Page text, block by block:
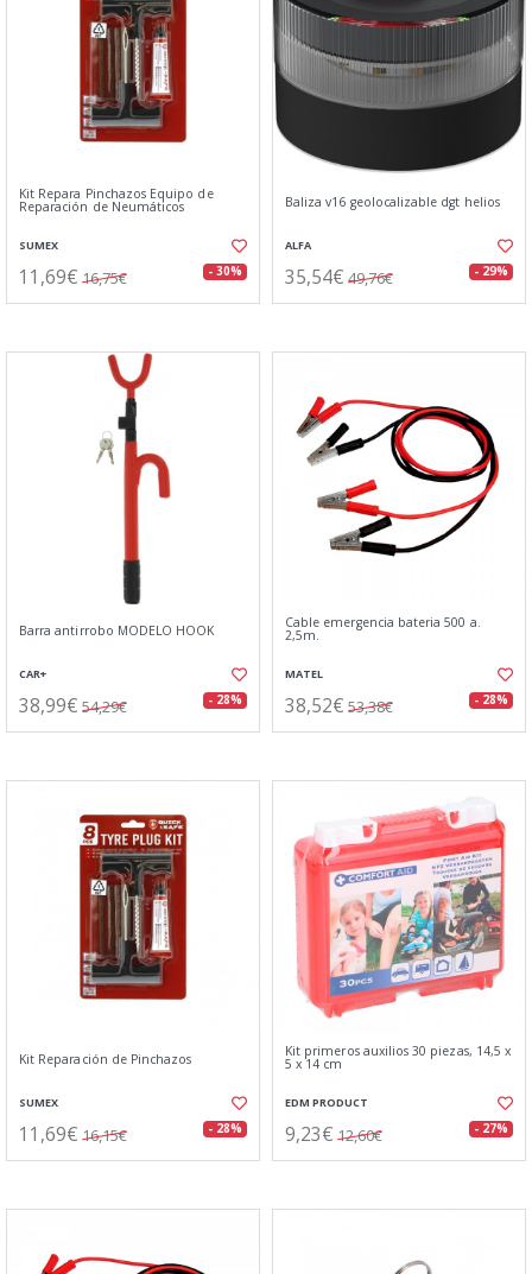
Kit Repara Pinchazos Equipo de
Reparación de Neumáticos
SUMEX
11,69€ 16,75€ - 30%
Baliza v16 geolocalizable dgt helios
ALFA
35,54€ 49,76€ - 29%
Barra antirrobo MODELO HOOK
CAR+
38,99€ 54,29€ - 28%
Cable emergencia bateria 500 a.
2,5m.
MATEL
38,52€ 53,38€ - 28%
Kit Reparación de Pinchazos
SUMEX
11,69€ 16,15€ - 28%
Kit primeros auxilios 30 piezas, 14,5 x
5 x 14 cm
EDM PRODUCT
9,23€ 12,60€ - 27%